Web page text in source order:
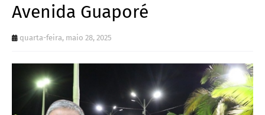
Avenida Guaporé
quarta-feira, maio 28, 2025